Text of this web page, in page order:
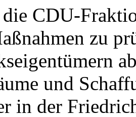
CDU-
zu
und
in der